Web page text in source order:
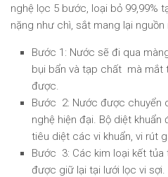
nghệ lọc 5 bước, loại bỏ 99,99%
nặng như chì, sắt mang lại
Bước 1: Nước sẽ đi qua
bụi bẩn và tạp chất mà mắt
được.
Bước 2: Nước được chuyển
nghệ hiện đại. Bộ diệt
tiêu diệt các vi khuẩn, vi rút
Bước 3: Các kim loại kết
được giữ lại tại lưới lọc vi sợi.